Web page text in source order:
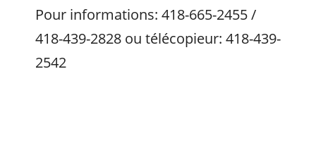
Pour informations: 418-665-2455 /
418-439-2828 ou télécopieur: 418-439-
2542